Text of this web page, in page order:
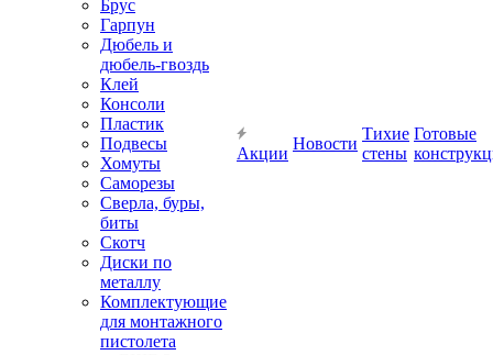
Брус
Гарпун
Дюбель и
дюбель-гвоздь
Клей
Консоли
Пластик
Подвесы
Хомуты
Саморезы
Сверла, буры,
биты
Скотч
Диски по
металлу
Комплектующие
для монтажного
пистолета
Акции
Новости
Тихие
стены
Готовые